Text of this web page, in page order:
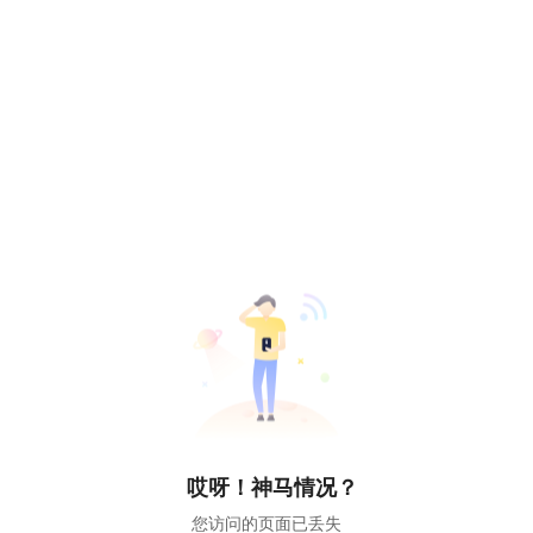
哎呀！神马情况？
您访问的页面已丢失